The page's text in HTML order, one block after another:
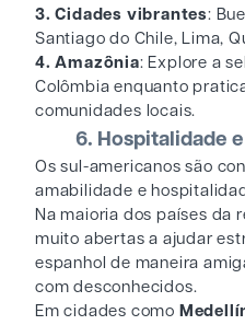
3. Cidades vibrantes:
Santiago do Chile, Lima,
4. Amazônia: Explore a
Colômbia enquanto
comunidades locais.
6. Hospitalidade
Os sul-americanos são
amabilidade e
Na maioria dos países da
muito abertas a ajudar
espanhol de maneira
com desconhecidos.
Em cidades como